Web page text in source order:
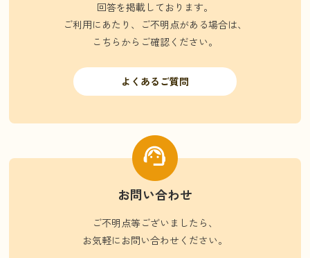
回答を掲載しております。
ご利用にあたり、ご不明点がある場合は、
こちらからご確認ください。
よくあるご質問
お問い合わせ
ご不明点等ございましたら、
お気軽にお問い合わせください。